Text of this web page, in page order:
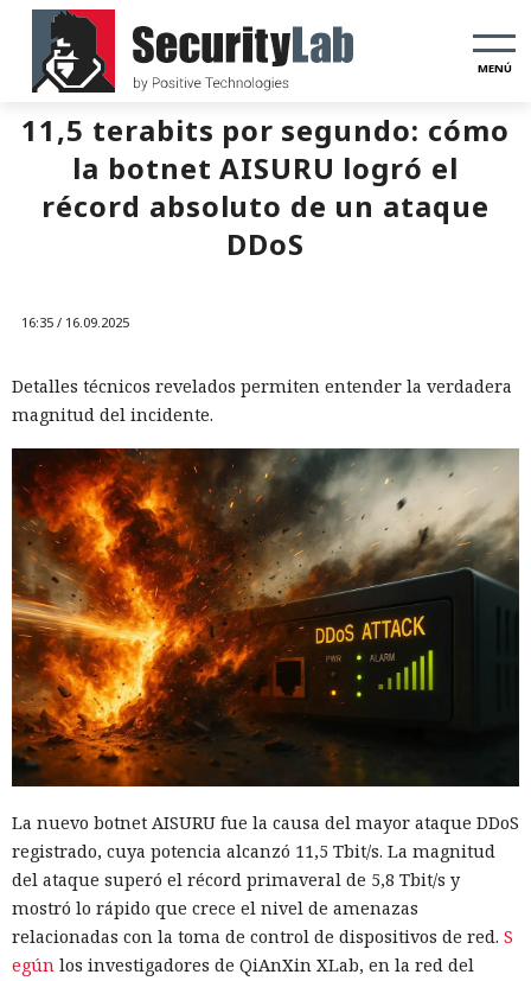
MENÚ
11,5 terabits por segundo: cómo
la botnet AISURU logró el
récord absoluto de un ataque
DDoS
16:35 / 16.09.2025
Detalles técnicos revelados permiten entender la verdadera
magnitud del incidente.
La nuevo botnet AISURU fue la causa del mayor ataque DDoS
registrado, cuya potencia alcanzó 11,5 Tbit/s. La magnitud
del ataque superó el récord primaveral de 5,8 Tbit/s y
mostró lo rápido que crece el nivel de amenazas
relacionadas con la toma de control de dispositivos de red. S
egún los investigadores de QiAnXin XLab, en la red del